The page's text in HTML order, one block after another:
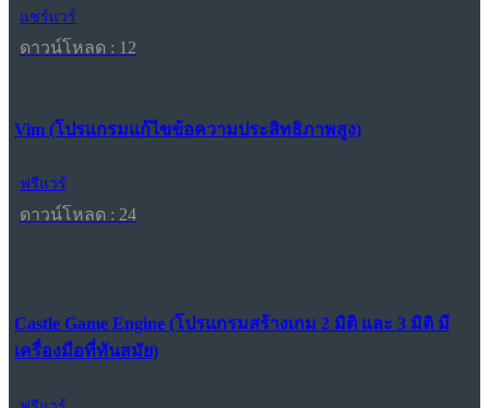
แชร์แวร์
ดาวน์โหลด : 12
Vim (โปรแกรมแก้ไขข้อความประสิทธิภาพสูง)
ฟรีแวร์
ดาวน์โหลด : 24
Castle Game Engine (โปรแกรมสร้างเกม 2 มิติ และ 3 มิติ มี
เครื่องมือที่ทันสมัย)